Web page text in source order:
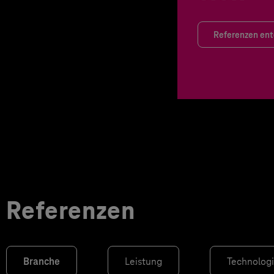
Referenzen
Referenzen
Branche Leistung